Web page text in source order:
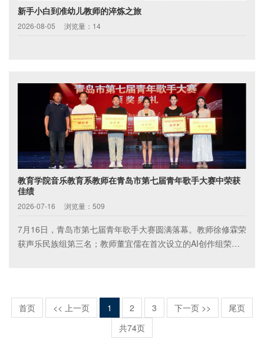
新手小白到准幼儿教师的淬炼之旅
2026-08-05 浏览量：14
教育学院音乐教育系教师在青岛市第七届青年歌手大赛中荣获
佳绩
2026-07-16 浏览量：509
7月16日，青岛市第七届青年歌手大赛圆满落幕。教师徐修霖荣
获声乐民族组第三名；教师董宜儒在首次设立的AI创作组荣获
首页 << 上一页 1 2 3 下一页 >>
尾页
共74页